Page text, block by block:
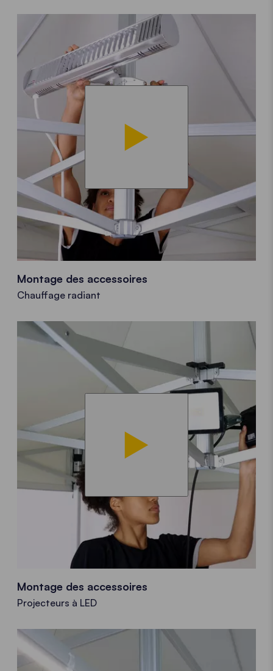
Montage des accessoires
Chauffage radiant
Montage des accessoires
Projecteurs à LED